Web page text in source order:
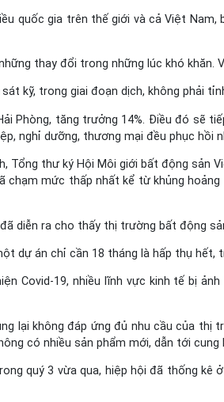
quốc gia trên thế giới và cả Việt
thay đổi trong những lúc khó
sát kỹ, trong giai đoạn dịch, không phải
Phòng, tăng trưởng 14%. Điều đó sẽ
nghỉ dưỡng, thương mại đều phục hồi
Tổng thư ký Hội Môi giới bất động sản
chạm mức thấp nhất kể từ khủng
diễn ra cho thấy thị trường bất động
dự án chỉ cần 18 tháng là hấp thụ hết,
Covid-19, nhiều lĩnh vực kinh tế bị
lại không đáp ứng đủ nhu cầu của
có nhiều sản phẩm mới, dẫn tới cung
quý 3 vừa qua, hiệp hội đã thống kê